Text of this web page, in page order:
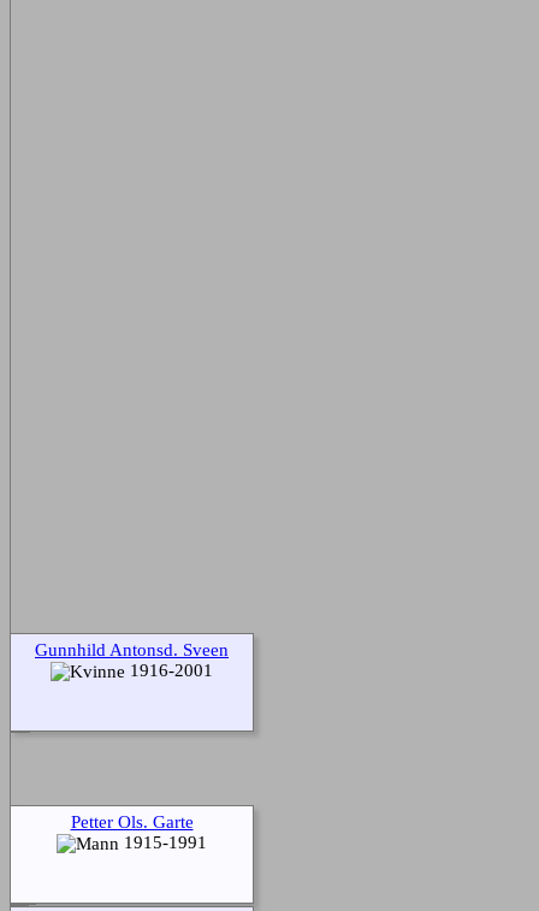
Gunnhild Antonsd. Sveen
1916-2001
Petter Ols. Garte
1915-1991